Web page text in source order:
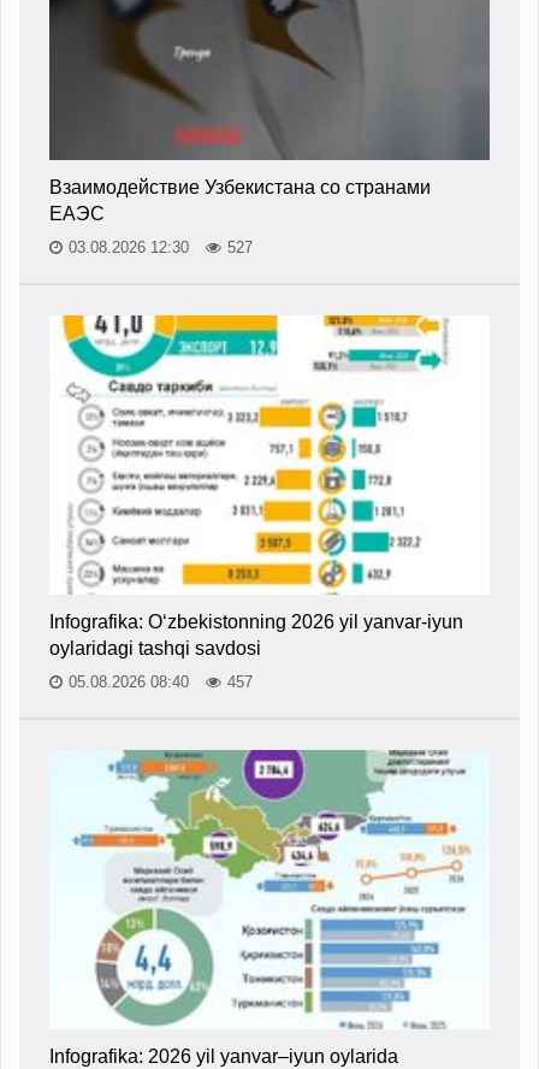
Взаимодействие Узбекистана со странами
ЕАЭС
03.08.2026 12:30 527
Infografika: O‘zbekistonning 2026 yil yanvar-iyun
oylaridagi tashqi savdosi
05.08.2026 08:40 457
Infografika: 2026 yil yanvar–iyun oylarida